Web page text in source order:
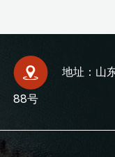
地址：山
88号